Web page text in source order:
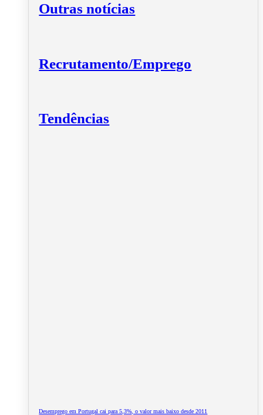
Outras notícias
Recrutamento/Emprego
Tendências
Desemprego em Portugal cai para 5,3%, o valor mais baixo desde 2011